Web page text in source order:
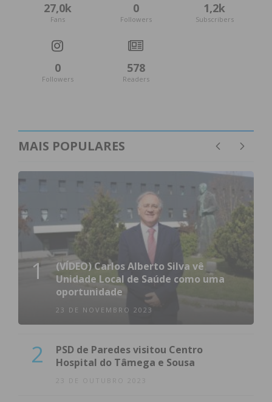
27,0k
Fans
0
Followers
1,2k
Subscribers
0
Followers
578
Readers
MAIS POPULARES
1
(VÍDEO) Carlos Alberto Silva vê
Unidade Local de Saúde como uma
oportunidade
23 DE NOVEMBRO 2023
2
PSD de Paredes visitou Centro
Hospital do Tâmega e Sousa
23 DE OUTUBRO 2023